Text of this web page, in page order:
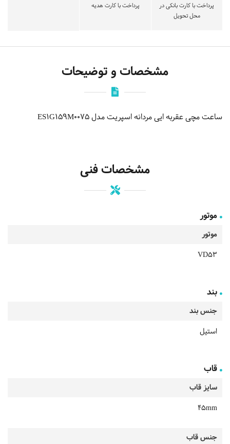
پرداخت با کارت بانکی در
محل تحویل
پرداخت با کارت هدیه
مشخصات و توضیحات
ساعت مچی عقربه ایی مردانه اسپریت مدل ES1G159M0075
مشخصات فنی
موتور
موتور
VD53
بند
جنس بند
استیل
قاب
سایز قاب
45mm
جنس قاب